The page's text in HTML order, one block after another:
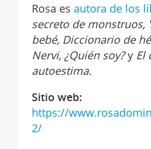
Rosa es autora de los
secreto de monstruos,
bebé, Diccionario de
Nervi, ¿Quién soy?y El
autoestima.
Sitio web:
https://
2/